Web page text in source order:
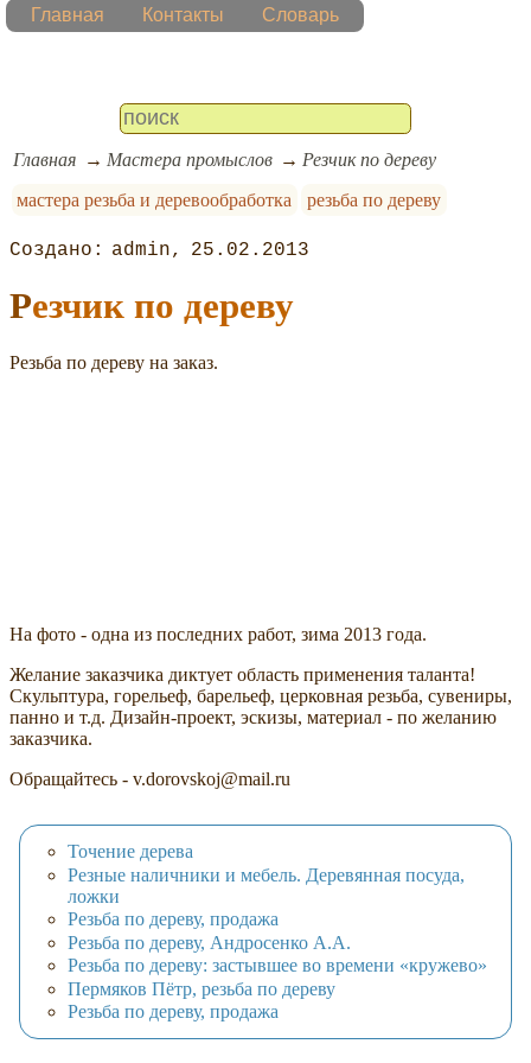
Главная Контакты Словарь
Главная Мастера промыслов
Резчик по дереву
мастера резьба и деревообработка
резьба по дереву
admin 25.02.2013
Резчик по дереву
Резьба по дереву на заказ.
На фото - одна из последних работ, зима 2013 года.
Желание заказчика диктует область применения таланта!
Скульптура, горельеф, барельеф, церковная резьба, сувениры,
панно и т.д. Дизайн-проект, эскизы, материал - по желанию
заказчика.
Обращайтесь - v.dorovskoj@mail.ru
Точение дерева
Резные наличники и мебель. Деревянная посуда,
ложки
Резьба по дереву, продажа
Резьба по дереву, Андросенко А.А.
Резьба по дереву: застывшее во времени «кружево»
Пермяков Пётр, резьба по дереву
Резьба по дереву, продажа